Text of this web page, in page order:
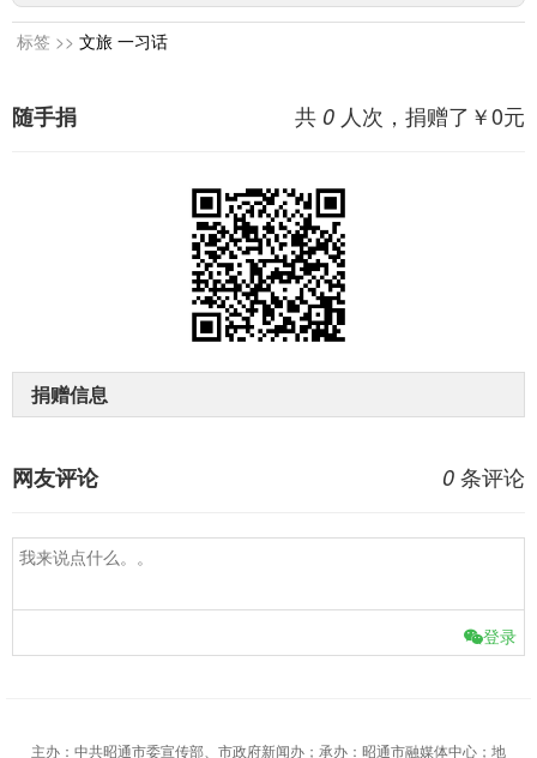
标签 >> 文旅 一习话
共 0 人次，捐赠了￥0元
随手捐
捐赠信息
0 条评论
网友评论
登录
主办：中共昭通市委宣传部、市政府新闻办；承办：昭通市融媒体中心；地